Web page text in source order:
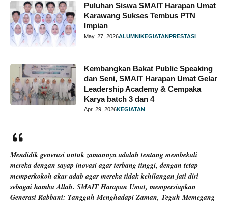
Puluhan Siswa SMAIT Harapan Umat
Karawang Sukses Tembus PTN
Impian
May. 27, 2026ALUMNIKEGIATANPRESTASI
Kembangkan Bakat Public Speaking
dan Seni, SMAIT Harapan Umat Gelar
Leadership Academy & Cempaka
Karya batch 3 dan 4
Apr. 29, 2026KEGIATAN
Mendidik generasi untuk zamannya adalah tentang membekali
mereka dengan sayap inovasi agar terbang tinggi, dengan tetap
memperkokoh akar adab agar mereka tidak kehilangan jati diri
sebagai hamba Allah. SMAIT Harapan Umat, mempersiapkan
Generasi Rabbani: Tangguh Menghadapi Zaman, Teguh Memegang